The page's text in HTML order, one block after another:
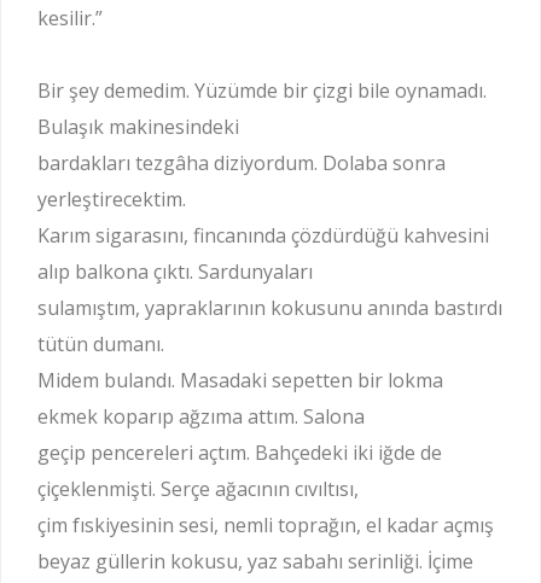
kesilir.”
Bir şey demedim. Yüzümde bir çizgi bile oynamadı.
Bulaşık makinesindeki
bardakları tezgâha diziyordum. Dolaba sonra
yerleştirecektim.
Karım sigarasını, fincanında çözdürdüğü kahvesini
alıp balkona çıktı. Sardunyaları
sulamıştım, yapraklarının kokusunu anında bastırdı
tütün dumanı.
Midem bulandı. Masadaki sepetten bir lokma
ekmek koparıp ağzıma attım. Salona
geçip pencereleri açtım. Bahçedeki iki iğde de
çiçeklenmişti. Serçe ağacının cıvıltısı,
çim fıskiyesinin sesi, nemli toprağın, el kadar açmış
beyaz güllerin kokusu, yaz sabahı serinliği. İçime